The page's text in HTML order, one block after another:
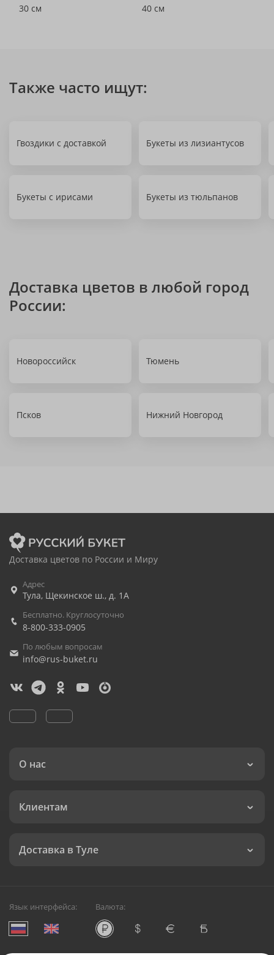
30 см
40 см
Также часто ищут:
Гвоздики с доставкой Букеты из лизиантусов
Букеты с ирисами Букеты из тюльпанов
Доставка цветов в любой город
России:
Новороссийск Тюмень
Псков Нижний Новгород
Доставка цветов по России и Миру
Адрес
Тула, Щекинское ш., д. 1А
Бесплатно. Круглосуточно
8-800-333-0905
По любым вопросам
info@rus-buket.ru
О нас
Клиентам
Доставка в Туле
Язык интерфейса: Валюта: